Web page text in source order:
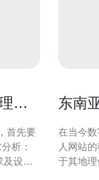
经
及设备
东南
在当今
人网站
于其地